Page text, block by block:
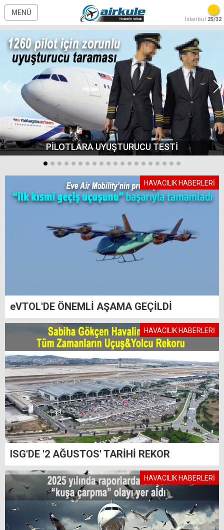
MENÜ
İstanbul 25/32
PİLOTLARA UYUŞTURUCU TESTİ
HAVACILIK HABERLERİ
eVTOL'DE ÖNEMLİ AŞAMA GEÇİLDİ
HAVACILIK HABERLERİ
ISG'DE '2 AĞUSTOS' TARİHİ REKOR
HAVACILIK HABERLERİ